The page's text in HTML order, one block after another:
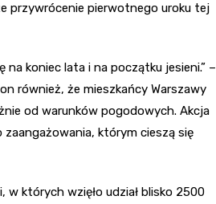
przywrócenie pierwotnego uroku tej
na koniec lata i na początku jesieni.” –
również, że mieszkańcy Warszawy
od warunków pogodowych. Akcja
którym cieszą się
w których wzięło udział blisko 2500